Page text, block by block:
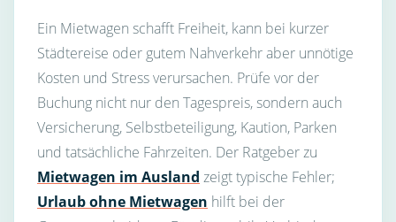
Ein Mietwagen schafft Freiheit, kann bei kurzer
Städtereise oder gutem Nahverkehr aber unnötige
Kosten und Stress verursachen. Prüfe vor der
Buchung nicht nur den Tagespreis, sondern auch
Versicherung, Selbstbeteiligung, Kaution, Parken
und tatsächliche Fahrzeiten. Der Ratgeber zu
Mietwagen im Ausland zeigt typische Fehler;
Urlaub ohne Mietwagen hilft bei der